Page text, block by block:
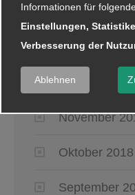
Januar 2019
Dezember
November
Oktober 2018
September
Informationen für
Einstellungen,
Verbesserung der
Ablehnen